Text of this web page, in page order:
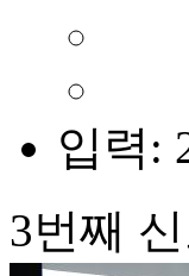
입력:
3번째